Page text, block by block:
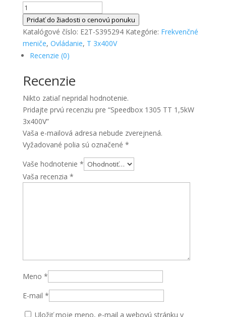
množstvo
Speedbox
1305
TT
1,5kW
Pridať do žiadosti o cenovú ponuku
Katalógové číslo: E2T-S395294 Kategórie: Frekvenčné
meniče, Ovládanie, T 3x400V
Recenzie (0)
Recenzie
Nikto zatiaľ nepridal hodnotenie.
Pridajte prvú recenziu pre “Speedbox 1305 TT 1,5kW
3x400V”
Vaša e-mailová adresa nebude zverejnená.
Vyžadované polia sú označené *
Vaše hodnotenie *
Vaša recenzia *
Meno *
E-mail *
Uložiť moje meno, e-mail a webovú stránku v